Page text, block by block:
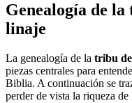
Genealogía de
linaje
La genealogía de la tribu
piezas centrales para
Biblia. A continuación se
perder de vista la riqueza de